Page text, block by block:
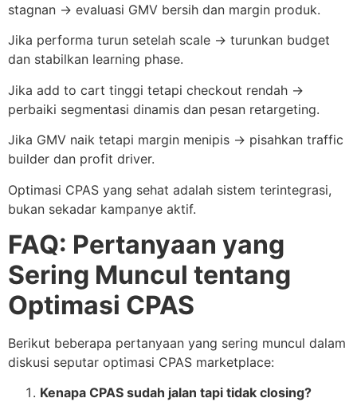
stagnan → evaluasi GMV bersih dan margin produk.
Jika performa turun setelah scale → turunkan budget
dan stabilkan learning phase.
Jika add to cart tinggi tetapi checkout rendah →
perbaiki segmentasi dinamis dan pesan retargeting.
Jika GMV naik tetapi margin menipis → pisahkan traffic
builder dan profit driver.
Optimasi CPAS yang sehat adalah sistem terintegrasi,
bukan sekadar kampanye aktif.
FAQ: Pertanyaan yang
Sering Muncul tentang
Optimasi CPAS
Berikut beberapa pertanyaan yang sering muncul dalam
diskusi seputar optimasi CPAS marketplace:
Kenapa CPAS sudah jalan tapi tidak closing?